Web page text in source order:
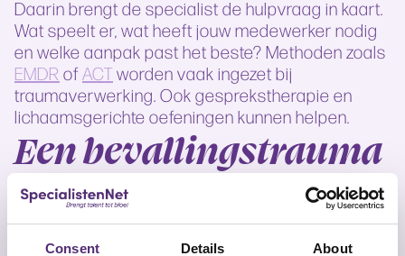
Consent Details About
Daarin brengt de specialist de hulpvraag in kaart.
Wat speelt er, wat heeft jouw medewerker nodig
en welke aanpak past het beste? Methoden zoals
EMDR of ACT worden vaak ingezet bij
traumaverwerking. Ook gesprekstherapie en
lichaamsgerichte oefeningen kunnen helpen.
Een bevallingstrauma
therapeut die echt
past